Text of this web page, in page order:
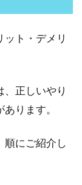
ト・デメリ
正しいやり
ります。
順にご紹介し